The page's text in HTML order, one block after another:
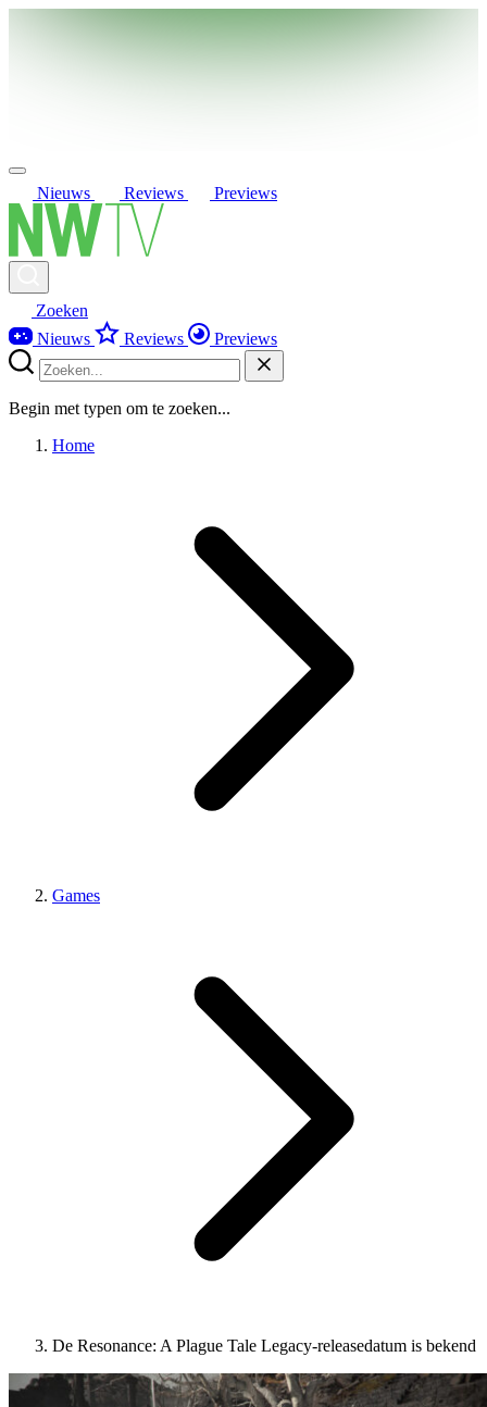
Nieuws Reviews Previews
Zoeken
Nieuws
Reviews Previews
Begin met typen om te zoeken...
Home
Games
De Resonance: A Plague Tale Legacy-releasedatum is bekend